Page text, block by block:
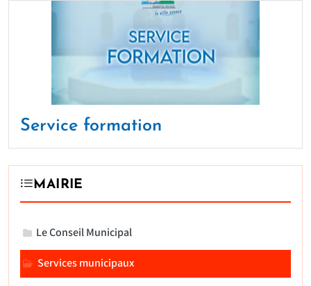
Service formation
MAIRIE
Le Conseil Municipal
Services municipaux